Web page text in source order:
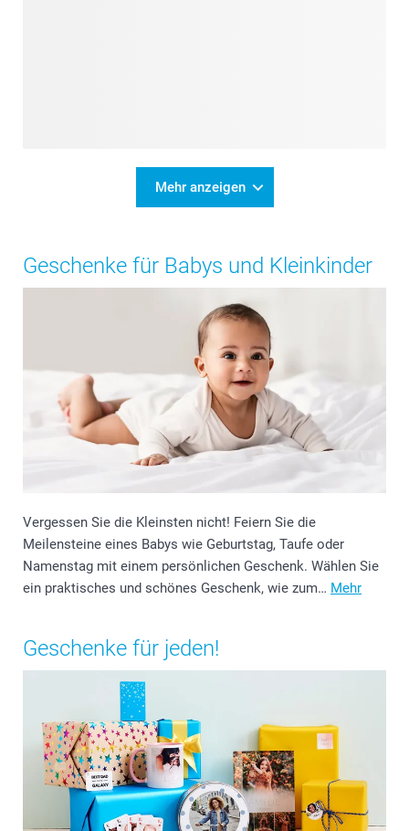
Mehr anzeigen
Geschenke für Babys und Kleinkinder
Vergessen Sie die Kleinsten nicht! Feiern Sie die
Meilensteine eines Babys wie Geburtstag, Taufe oder
Namenstag mit einem persönlichen Geschenk. Wählen Sie
ein praktisches und schönes Geschenk, wie zum… Mehr
Geschenke für jeden!